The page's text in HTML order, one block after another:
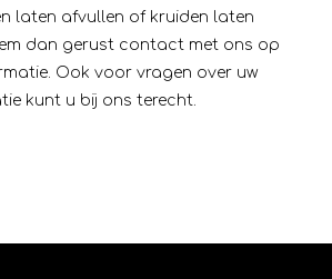
laten afvullen of kruiden laten
dan gerust contact met ons op
Ook voor vragen over uw
kunt u bij ons terecht.